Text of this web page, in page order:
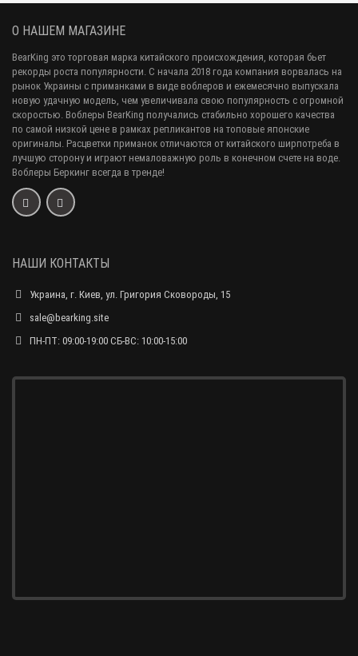
О НАШЕМ МАГАЗИНЕ
BearKing это торговая марка китайского происхождения, которая бьет
рекорды роста популярности. С начала 2018 года компания ворвалась на
рынок Украины с приманками в виде воблеров и ежемесячно выпускала
новую удачную модель, чем увеличивала свою популярность с огромной
скоростью. Воблеры BearKing получались стабильно хорошего качества
по самой низкой цене в рамках репликантов на топовые японские
оригиналы. Расцветки приманок отличаются от китайского ширпотреба в
лучшую сторону и играют немаловажную роль в конечном счете на воде.
Воблеры Беркинг всегда в тренде!
НАШИ КОНТАКТЫ
Украина, г. Киев, ул. Григория Сковороды, 15
sale@bearking.site
ПН-ПТ: 09:00-19:00 СБ-ВС: 10:00-15:00